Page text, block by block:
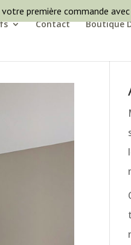
Contact Boutique
première commande